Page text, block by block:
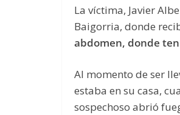
La víctima, Javier
Baigorria, donde
abdomen, donde
Al momento de ser
estaba en su casa,
sospechoso abrió